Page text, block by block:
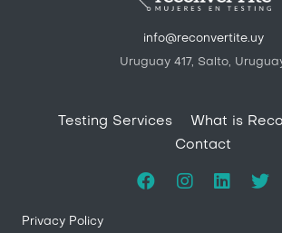
info@reconvertite.uy
Uruguay 417, Salto,
Pie de página
Testing Services
What is
Contact
Privacy Policy